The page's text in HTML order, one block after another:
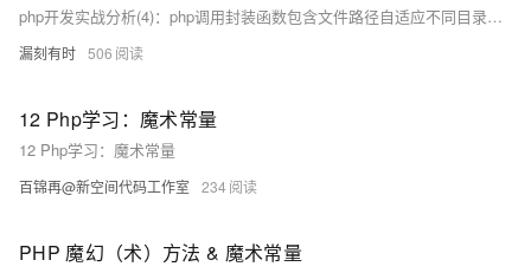
php开发实战分析(4)：php调用封装函数包含文件路径自适应不同目录的解决方案($_SERVER[‘DOCUMENT_ROOT‘]与__DIR__魔术常量)
漏刻有时 506
12 Php学习：魔术常量
12 Php学习：魔术常量
百锦再@新空间代码工作室 234
PHP 魔幻（术）方法 & 魔术常量